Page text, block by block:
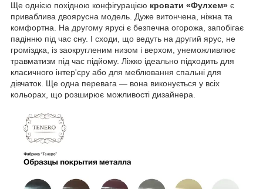
Ще однією похідною конфігурацією кровати «Фулхем» є
приваблива двоярусна модель. Дуже витончена, ніжна та
комфортна. На другому ярусі є безпечна огорожа, запобігає
падінню під час сну. І сходи, що ведуть на другий ярус, не
громіздка, із заокругленим низом і верхом, унеможливлює
травматизм під час підйому. Ліжко ідеально підходить для
класичного інтер'єру або для меблювання спальні для
дівчаток. Ще одна перевага — вона виконується у всіх
кольорах, що розширює можливості дизайнера.